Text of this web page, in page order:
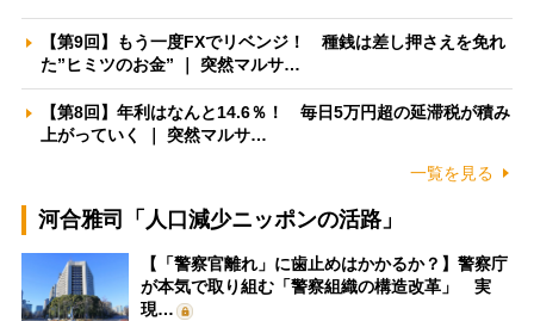
【第9回】もう一度FXでリベンジ！ 種銭は差し押さえを免れ
た”ヒミツのお金” ｜ 突然マルサ…
【第8回】年利はなんと14.6％！ 毎日5万円超の延滞税が積み
上がっていく ｜ 突然マルサ…
一覧を見る
河合雅司「人口減少ニッポンの活路」
【「警察官離れ」に歯止めはかかるか？】警察庁
が本気で取り組む「警察組織の構造改革」 実
現…